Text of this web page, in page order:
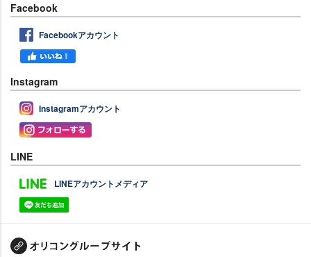
Facebook
Facebookアカウント
Instagram
Instagramアカウント
LINE
LINEアカウントメディア